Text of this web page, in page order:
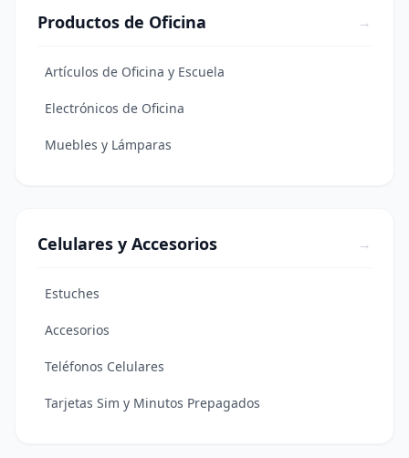
Productos de Oficina →
Artículos de Oficina y Escuela
Electrónicos de Oficina
Muebles y Lámparas
Celulares y Accesorios →
Estuches
Accesorios
Teléfonos Celulares
Tarjetas Sim y Minutos Prepagados